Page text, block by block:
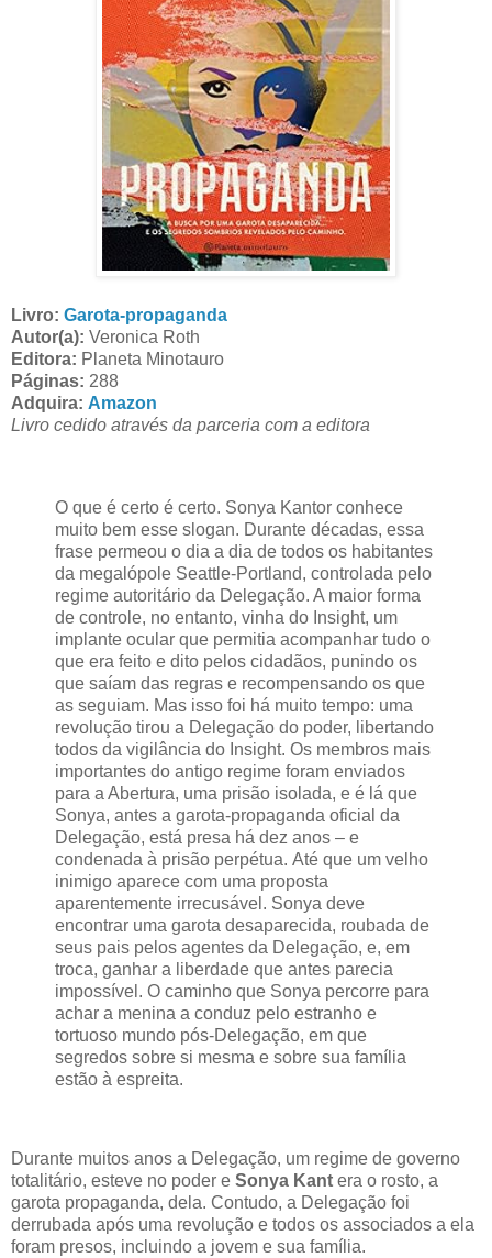
Livro: Garota-propaganda
Autor(a): Veronica Roth
Editora: Planeta Minotauro
Páginas: 288
Adquira: Amazon
Livro cedido através da parceria com a editora
O que é certo é certo. Sonya Kantor conhece
muito bem esse slogan. Durante décadas, essa
frase permeou o dia a dia de todos os habitantes
da megalópole Seattle-Portland, controlada pelo
regime autoritário da Delegação. A maior forma
de controle, no entanto, vinha do Insight, um
implante ocular que permitia acompanhar tudo o
que era feito e dito pelos cidadãos, punindo os
que saíam das regras e recompensando os que
as seguiam. Mas isso foi há muito tempo: uma
revolução tirou a Delegação do poder, libertando
todos da vigilância do Insight. Os membros mais
importantes do antigo regime foram enviados
para a Abertura, uma prisão isolada, e é lá que
Sonya, antes a garota-propaganda oficial da
Delegação, está presa há dez anos – e
condenada à prisão perpétua. Até que um velho
inimigo aparece com uma proposta
aparentemente irrecusável. Sonya deve
encontrar uma garota desaparecida, roubada de
seus pais pelos agentes da Delegação, e, em
troca, ganhar a liberdade que antes parecia
impossível. O caminho que Sonya percorre para
achar a menina a conduz pelo estranho e
tortuoso mundo pós-Delegação, em que
segredos sobre si mesma e sobre sua família
estão à espreita.
Durante muitos anos a Delegação, um regime de governo
totalitário, esteve no poder e Sonya Kant era o rosto, a
garota propaganda, dela. Contudo, a Delegação foi
derrubada após uma revolução e todos os associados a ela
foram presos, incluindo a jovem e sua família.